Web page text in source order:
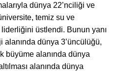
dünya 22’nciliği ve
temiz su ve
üstlendi. Bunun yanı
dünya 3’üncülüğü,
büyüme alanında dünya
alanında dünya